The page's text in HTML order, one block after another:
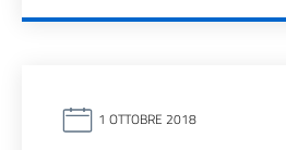
1 OTTOBRE 2018